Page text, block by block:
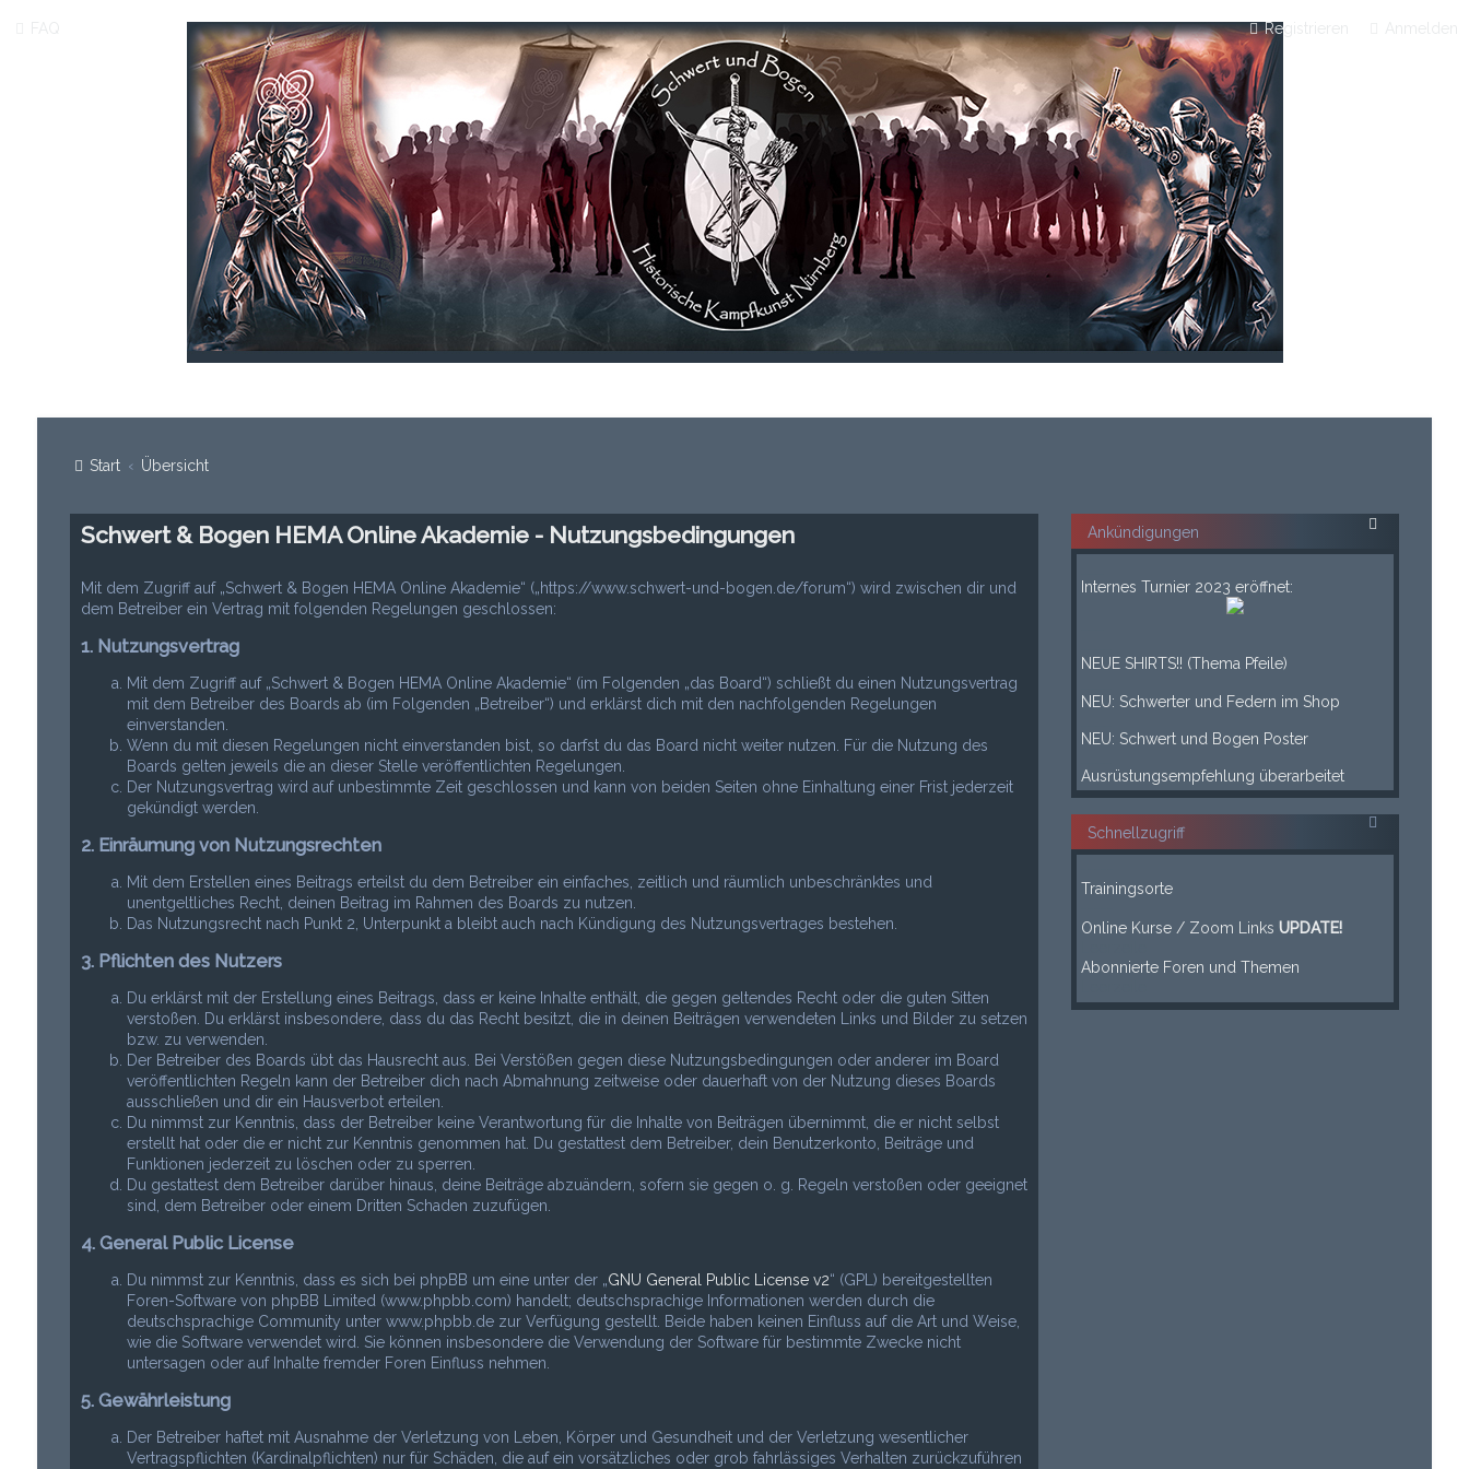
Registrieren
Start Übersicht
Schwert & Bogen HEMA Online Akademie - Nutzungsbedingungen
Mit dem Zugriff auf „Schwert & Bogen HEMA Online Akademie“ („https://www.schwert-und-bogen.de/forum“) wird zwischen dir und
dem Betreiber ein Vertrag mit folgenden Regelungen geschlossen:
1. Nutzungsvertrag
Mit dem Zugriff auf „Schwert & Bogen HEMA Online Akademie“ (im Folgenden „das Board“) schließt du einen Nutzungsvertrag
mit dem Betreiber des Boards ab (im Folgenden „Betreiber“) und erklärst dich mit den nachfolgenden Regelungen
einverstanden.
Wenn du mit diesen Regelungen nicht einverstanden bist, so darfst du das Board nicht weiter nutzen. Für die Nutzung des
Boards gelten jeweils die an dieser Stelle veröffentlichten Regelungen.
Der Nutzungsvertrag wird auf unbestimmte Zeit geschlossen und kann von beiden Seiten ohne Einhaltung einer Frist jederzeit
gekündigt werden.
2. Einräumung von Nutzungsrechten
Mit dem Erstellen eines Beitrags erteilst du dem Betreiber ein einfaches, zeitlich und räumlich unbeschränktes und
unentgeltliches Recht, deinen Beitrag im Rahmen des Boards zu nutzen.
Das Nutzungsrecht nach Punkt 2, Unterpunkt a bleibt auch nach Kündigung des Nutzungsvertrages bestehen.
3. Pflichten des Nutzers
Du erklärst mit der Erstellung eines Beitrags, dass er keine Inhalte enthält, die gegen geltendes Recht oder die guten Sitten
verstoßen. Du erklärst insbesondere, dass du das Recht besitzt, die in deinen Beiträgen verwendeten Links und Bilder zu setzen
bzw. zu verwenden.
Der Betreiber des Boards übt das Hausrecht aus. Bei Verstößen gegen diese Nutzungsbedingungen oder anderer im Board
veröffentlichten Regeln kann der Betreiber dich nach Abmahnung zeitweise oder dauerhaft von der Nutzung dieses Boards
ausschließen und dir ein Hausverbot erteilen.
Du nimmst zur Kenntnis, dass der Betreiber keine Verantwortung für die Inhalte von Beiträgen übernimmt, die er nicht selbst
erstellt hat oder die er nicht zur Kenntnis genommen hat. Du gestattest dem Betreiber, dein Benutzerkonto, Beiträge und
Funktionen jederzeit zu löschen oder zu sperren.
Du gestattest dem Betreiber darüber hinaus, deine Beiträge abzuändern, sofern sie gegen o. g. Regeln verstoßen oder geeignet
sind, dem Betreiber oder einem Dritten Schaden zuzufügen.
4. General Public License
Du nimmst zur Kenntnis, dass es sich bei phpBB um eine unter der „GNU General Public License v2“ (GPL) bereitgestellten
Foren-Software von phpBB Limited (www.phpbb.com) handelt; deutschsprachige Informationen werden durch die
deutschsprachige Community unter www.phpbb.de zur Verfügung gestellt. Beide haben keinen Einfluss auf die Art und Weise,
wie die Software verwendet wird. Sie können insbesondere die Verwendung der Software für bestimmte Zwecke nicht
untersagen oder auf Inhalte fremder Foren Einfluss nehmen.
5. Gewährleistung
Der Betreiber haftet mit Ausnahme der Verletzung von Leben, Körper und Gesundheit und der Verletzung wesentlicher
Vertragspflichten (Kardinalpflichten) nur für Schäden, die auf ein vorsätzliches oder grob fahrlässiges Verhalten zurückzuführen
Ankündigungen
Internes Turnier 2023 eröffnet:
NEUE SHIRTS!! (Thema Pfeile)
NEU: Schwerter und Federn im Shop
NEU: Schwert und Bogen Poster
Ausrüstungsempfehlung überarbeitet
Schnellzugriff
Trainingsorte
Online Kurse / Zoom LinksUPDATE!
Abonnierte Foren und Themen